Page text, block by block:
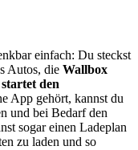
einfach: Du steckst
Autos, die Wallbox
den
App gehört, kannst du
und bei Bedarf den
sogar einen Ladeplan
zu laden und so